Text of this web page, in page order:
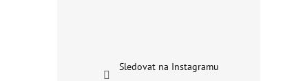
Sledovat na Instagramu